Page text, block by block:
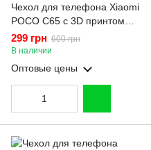
Чехол для телефона Xiaomi
POCO C65 с 3D принтом
паттерн леопард пятна с
высокими бортами черный
299 грн 600 грн
В наличии
Оптовые цены